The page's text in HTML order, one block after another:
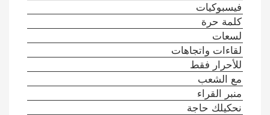
فيسبوكيات
كلمة حرة
لسعات
لقاءات واتجاهات
للأحرار فقط
مع الشعب
منبر القراء
نحكيلك حاجة